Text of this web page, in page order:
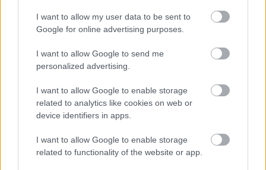
I want to allow my user data to be sent to
Google for online advertising purposes.
I want to allow Google to send me
personalized advertising.
I want to allow Google to enable storage
related to analytics like cookies on web or
device identifiers in apps.
I want to allow Google to enable storage
related to functionality of the website or app.
Jude Bellingham és Budapest is
főszerepet kap a Topps Chrome UCC
kollekciójában
Megérkezett a Topps egyik leglátványosabb
futballkártya-kollekciója, a 2025/26-os Topps Chrome